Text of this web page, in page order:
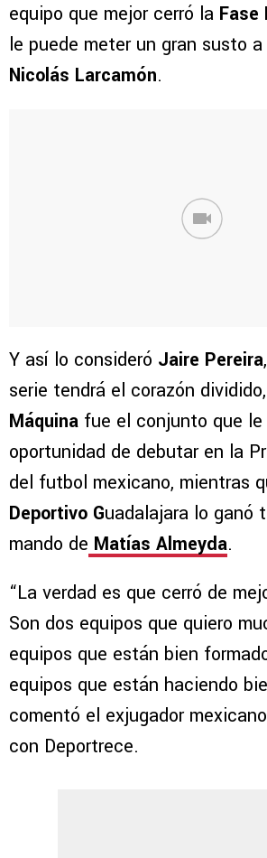
equipo que mejor cerró la Fase
le puede meter un gran susto
Nicolás Larcamón.
Y así lo consideró Jaire Pereira
serie tendrá el corazón
Máquina fue el conjunto que
oportunidad de debutar en la
del futbol mexicano, mientras
Deportivo Guadalajara lo ganó
mando de Matías Almeyda.
“La verdad es que cerró de
Son dos equipos que quiero
equipos que están bien
equipos que están haciendo
comentó el exjugador
con Deportrece.